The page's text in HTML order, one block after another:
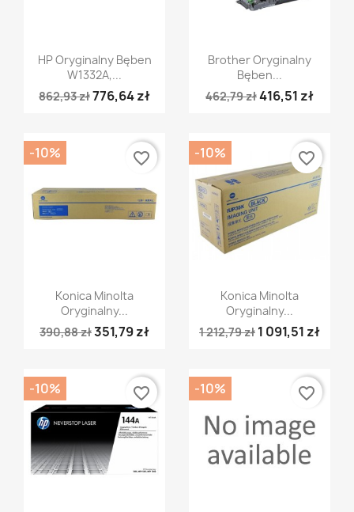
Szybki podgląd
HP Oryginalny Bęben
W1332A,...
862,93 zł776,64 zł
Szybki podgląd
Brother Oryginalny
Bęben...
462,79 zł416,51 zł
Szybki podgląd
Konica Minolta
Oryginalny...
390,88 zł351,79 zł
-10% favorite_border
Szybki podgląd
Konica Minolta
Oryginalny...
1 212,79 zł 1 091,51 zł
-10% favorite_border
-10% favorite_border -10% favorite_border